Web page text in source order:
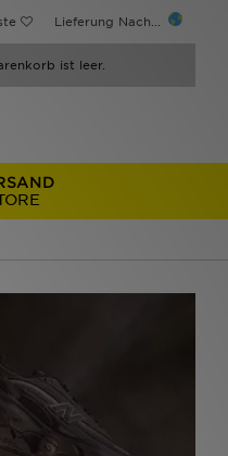
Lieferung Nach...
ist leer.